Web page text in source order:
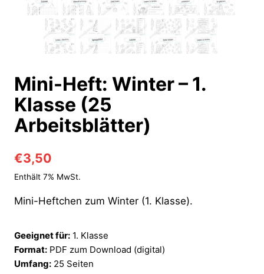
Mini-Heft: Winter – 1.
Klasse (25
Arbeitsblätter)
€3,50
Enthält 7% MwSt.
Mini-Heftchen zum Winter (1. Klasse).
Geeignet für: 1. Klasse
Format: PDF zum Download (digital)
Umfang: 25 Seiten